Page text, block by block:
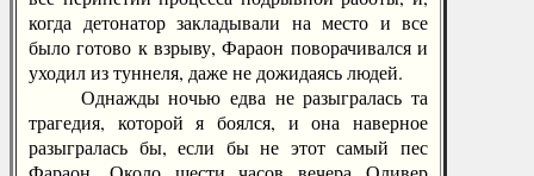
когда детонатор закладывали на место и все
было готово к взрыву, Фараон поворачивался и
уходил из туннеля, даже не дожидаясь людей.
Однажды ночью едва не разыгралась та
трагедия, которой я боялся, и она наверное
разыгралась бы, если бы не этот самый пес